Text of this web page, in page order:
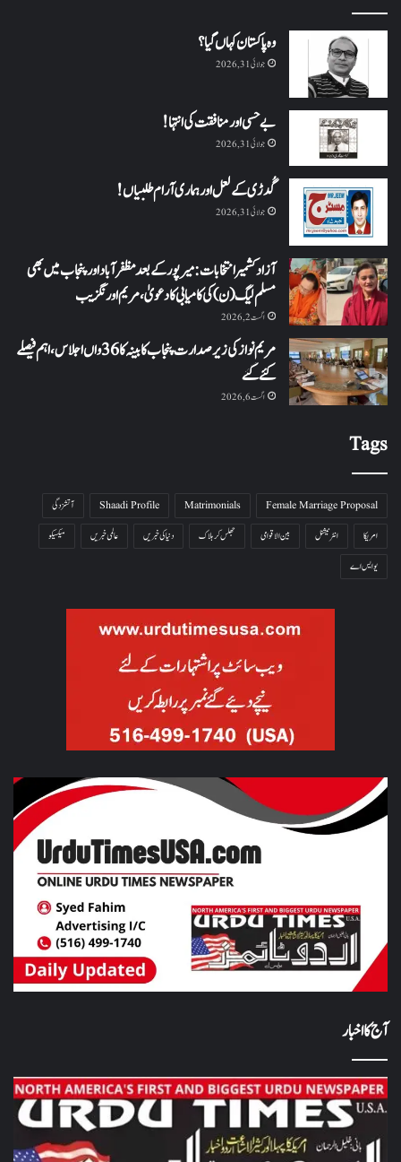
وہ پاکستان کہاں گیا؟
جولائی 31, 2026
بے حسی اور منافقت کی انتہا !
جولائی 31, 2026
گُدڑی کے لعل اور ہماری آرام طلبیاں!
جولائی 31, 2026
آزاد کشمیر انتخابات: میرپور کے بعد مظفرآباد اور پنجاب میں بھی
مسلم لیگ (ن) کی کامیابی کا دعویٰ، مریم اورنگزیب
اگست 2, 2026
مریم نواز کی زیر صدارت پنجاب کابینہ کا 36واں اجلاس،اہم فیصلے
کئے گئے
اگست 6, 2026
Tags
Female Marriage Proposal
Matrimonials
Shaadi Profile
آتشزدگی
امریکا
انٹرنیشنل بین الاقوامی جھلس کر ہلاک دنیا کی خبریں عالمی خبریں
میکسیکو
یو ایس اے
آج کا اخبار